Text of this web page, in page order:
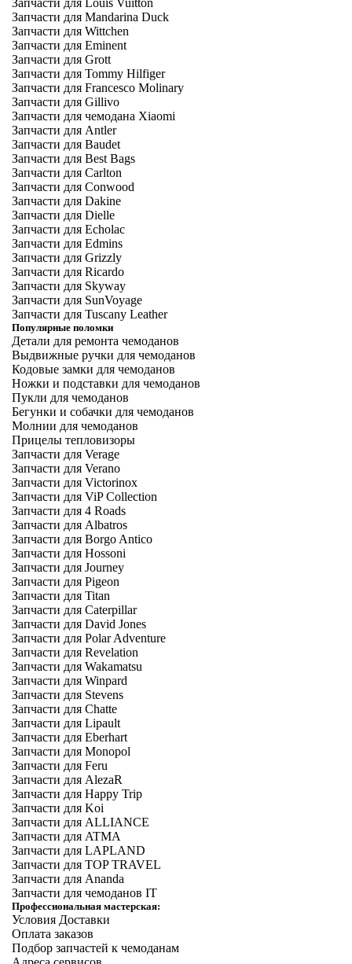
Запчасти для Louis Vuitton
Запчасти для Mandarina Duck
Запчасти для Wittchen
Запчасти для Eminent
Запчасти для Grott
Запчасти для Tommy Hilfiger
Запчасти для Francesco Molinary
Запчасти для Gillivo
Запчасти для чемодана Xiaomi
Запчасти для Antler
Запчасти для Baudet
Запчасти для Best Bags
Запчасти для Carlton
Запчасти для Conwood
Запчасти для Dakine
Запчасти для Dielle
Запчасти для Echolac
Запчасти для Edmins
Запчасти для Grizzly
Запчасти для Ricardo
Запчасти для Skyway
Запчасти для SunVoyage
Запчасти для Tuscany Leather
Популярные поломки
Детали для ремонта чемоданов
Выдвижные ручки для чемоданов
Кодовые замки для чемоданов
Ножки и подставки для чемоданов
Пукли для чемоданов
Бегунки и собачки для чемоданов
Молнии для чемоданов
Прицелы тепловизоры
Запчасти для Verage
Запчасти для Verano
Запчасти для Victorinox
Запчасти для ViP Collection
Запчасти для 4 Roads
Запчасти для Albatros
Запчасти для Borgo Antico
Запчасти для Hossoni
Запчасти для Journey
Запчасти для Pigeon
Запчасти для Titan
Запчасти для Caterpillar
Запчасти для David Jones
Запчасти для Polar Adventure
Запчасти для Revelation
Запчасти для Wakamatsu
Запчасти для Winpard
Запчасти для Stevens
Запчасти для Chatte
Запчасти для Lipault
Запчасти для Eberhart
Запчасти для Monopol
Запчасти для Feru
Запчасти для AlezaR
Запчасти для Happy Trip
Запчасти для Koi
Запчасти для ALLIANCE
Запчасти для ATMA
Запчасти для LAPLAND
Запчасти для TOP TRAVEL
Запчасти для Ananda
Запчасти для чемоданов IT
Профессиональная мастерская:
Условия Доставки
Оплата заказов
Подбор запчастей к чемоданам